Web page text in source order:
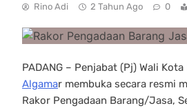
Rino Adi 2 Tahun Ago 0
PADANG – Penjabat (Pj) Wali Kota
Algamar membuka secara resmi
Rakor Pengadaan Barang/Jasa,